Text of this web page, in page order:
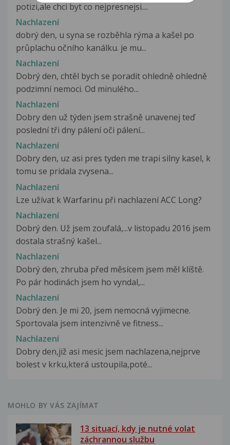
potizi,ale chci byt co nejpresnejsi....
Nachlazení
dobrý den, u syna se rozběhla rýma a kašel po
průplachu očního kanálku. je mu...
Nachlazení
Dobrý den, chtěl bych se poradit ohledně ohledně
podzimní nemoci. Od minulého...
Nachlazení
Dobry den už týden jsem strašně unavenej teď
poslední tři dny pálení oči pálení...
Nachlazení
Dobry den, uz asi pres tyden me trapi silny kasel, k
tomu se pridala zvysena...
Nachlazení
Lze užívat k Warfarinu při nachlazení ACC Long?
Nachlazení
Dobrý den. Už jsem zoufalá,...v listopadu 2016 jsem
dostala strašný kašel...
Nachlazení
Dobrý den, zhruba před měsícem jsem měl klíště.
Po pár hodinách jsem ho vyndal,...
Nachlazení
Dobrý den. Je mi 20, jsem nemocná vyjimecne.
Sportovala jsem intenzivně ve fitness...
Nachlazení
Dobry den,již asi mesic jsem nachlazena,nejprve
bolest v krku,která ustoupila,poté...
MOHLO BY VÁS ZAJÍMAT
13 situací, kdy je nutné volat
záchrannou službu